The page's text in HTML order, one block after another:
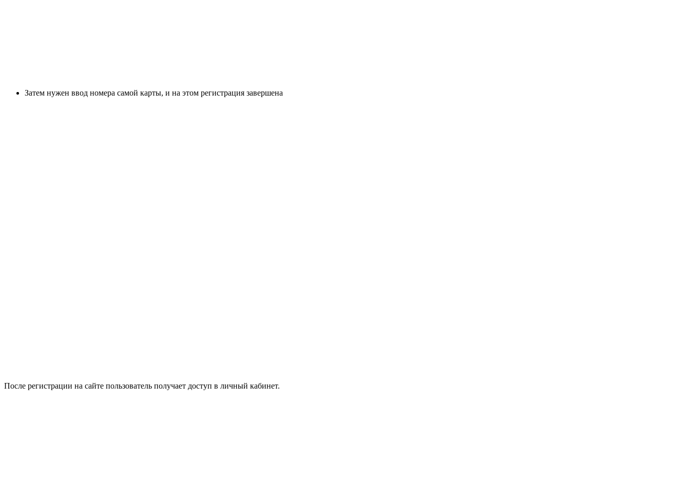
Затем нужен ввод номера самой карты, и на этом регистрация завершена
После регистрации на сайте пользователь получает доступ в личный кабинет.